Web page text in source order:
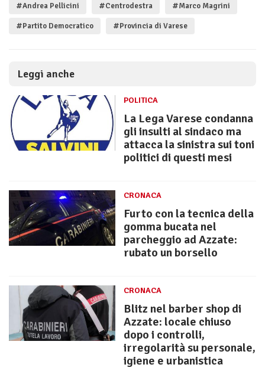
#Andrea Pellicini #Centrodestra #Marco Magrini
#Partito Democratico #Provincia di Varese
Leggi anche
POLITICA
La Lega Varese condanna
gli insulti al sindaco ma
attacca la sinistra sui toni
politici di questi mesi
CRONACA
Furto con la tecnica della
gomma bucata nel
parcheggio ad Azzate:
rubato un borsello
CRONACA
Blitz nel barber shop di
Azzate: locale chiuso
dopo i controlli,
irregolarità su personale,
igiene e urbanistica